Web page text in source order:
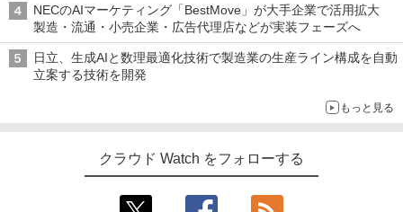
NECのAIマーケティング「BestMove」が大手企業で活用拡大
製造・流通・小売企業・広告代理店などが実装フェーズへ
日立、生成AIと数理最適化技術で製造業の生産ライン構成を自動
立案する技術を開発
もっと見る
クラウド Watch をフォローする